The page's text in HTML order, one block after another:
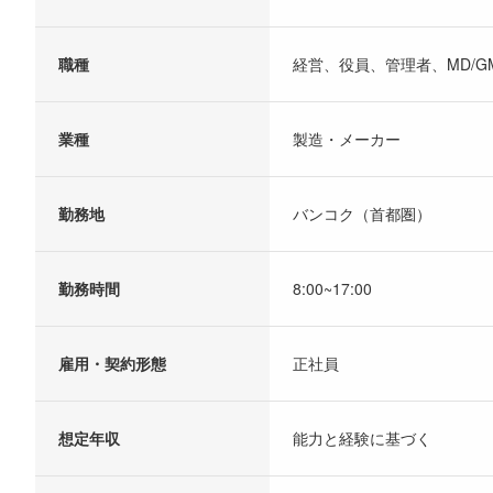
職種 経営、役員、管理者、MD/
業種 製造・メーカー
勤務地 バンコク（首都圏）
勤務時間 8:00~17:00
雇用・契約形態 正社員
想定年収 能力と経験に基づく